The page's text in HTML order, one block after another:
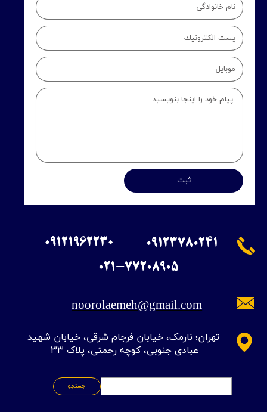
ثبت
​021-77208905
​تهران؛ نارمک، خیابان فرجام شرقی، خیابان شهید
عبادی جنوبی، کوچه رحمتی، پلاک ۳۳
noorolaemeh@gmail.com
09121962230 09123780241
جستجو